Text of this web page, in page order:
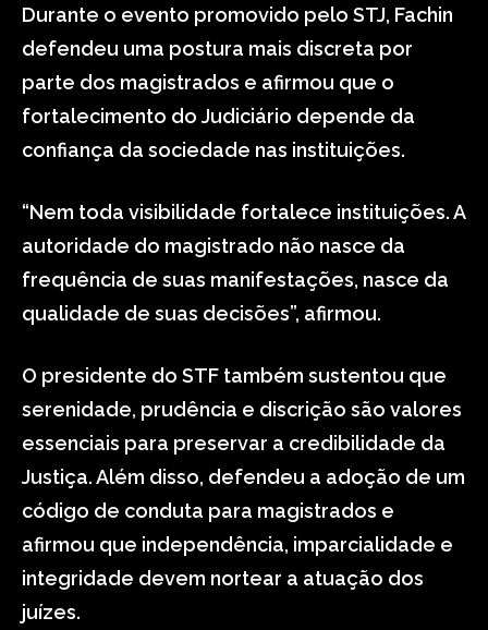
Durante o evento promovido pelo STJ, Fachin
defendeu uma postura mais discreta por
parte dos magistrados e afirmou que o
fortalecimento do Judiciário depende da
confiança da sociedade nas instituições.
“Nem toda visibilidade fortalece instituições. A
autoridade do magistrado não nasce da
frequência de suas manifestações, nasce da
qualidade de suas decisões”, afirmou.
O presidente do STF também sustentou que
serenidade, prudência e discrição são valores
essenciais para preservar a credibilidade da
Justiça. Além disso, defendeu a adoção de um
código de conduta para magistrados e
afirmou que independência, imparcialidade e
integridade devem nortear a atuação dos
juízes.